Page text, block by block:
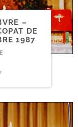
–
DE
1987